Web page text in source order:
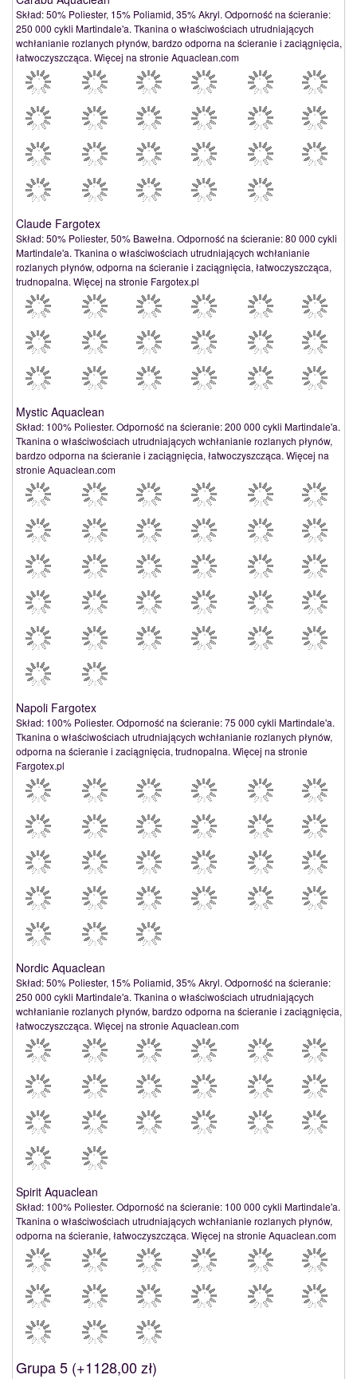
Skład: 50% Poliester, 15% Poliamid, 35% Akryl. Odporność na ścieranie:
250 000 cykli Martindale'a. Tkanina o właściwościach utrudniających
wchłanianie rozlanych płynów, bardzo odporna na ścieranie i zaciągnięcia,
łatwoczyszcząca. Więcej na stronie Aquaclean.com
Claude Fargotex
Skład: 50% Poliester, 50% Bawełna. Odporność na ścieranie: 80 000 cykli
Martindale'a. Tkanina o właściwościach utrudniających wchłanianie
rozlanych płynów, odporna na ścieranie i zaciągnięcia, łatwoczyszcząca,
trudnopalna. Więcej na stronie Fargotex.pl
Mystic Aquaclean
Skład: 100% Poliester. Odporność na ścieranie: 200 000 cykli Martindale'a.
Tkanina o właściwościach utrudniających wchłanianie rozlanych płynów,
bardzo odporna na ścieranie i zaciągnięcia, łatwoczyszcząca. Więcej na
stronie Aquaclean.com
Napoli Fargotex
Skład: 100% Poliester. Odporność na ścieranie: 75 000 cykli Martindale'a.
Tkanina o właściwościach utrudniających wchłanianie rozlanych płynów,
odporna na ścieranie i zaciągnięcia, trudnopalna. Więcej na stronie
Fargotex.pl
Nordic Aquaclean
Skład: 50% Poliester, 15% Poliamid, 35% Akryl. Odporność na ścieranie:
250 000 cykli Martindale'a. Tkanina o właściwościach utrudniających
wchłanianie rozlanych płynów, bardzo odporna na ścieranie i zaciągnięcia,
łatwoczyszcząca. Więcej na stronie Aquaclean.com
Spirit Aquaclean
Skład: 100% Poliester. Odporność na ścieranie: 100 000 cykli Martindale'a.
Tkanina o właściwościach utrudniających wchłanianie rozlanych płynów,
odporna na ścieranie, łatwoczyszcząca. Więcej na stronie Aquaclean.com
Grupa 5 (+1128,00 zł)